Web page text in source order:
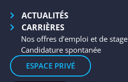
ACTUALITÉS
CARRIÈRES
Nos offres d’emploi et de stage
Candidature spontanée
ESPACE PRIVÉ